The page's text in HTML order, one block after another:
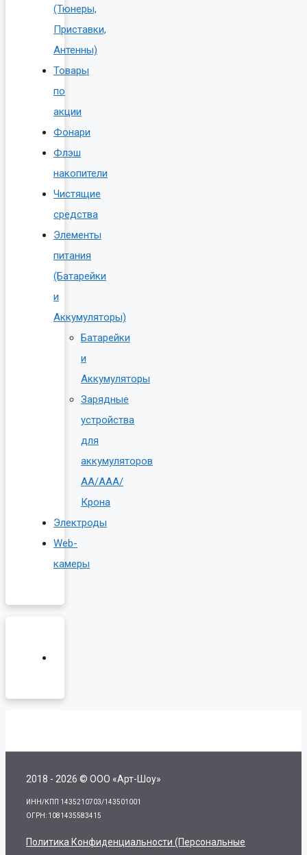
(Тюнеры,
Приставки,
Антенны)
Товары
по
акции
Фонари
Флэш
накопители
Чистящие
средства
Элементы
питания
(Батарейки
и
Аккумуляторы)
Батарейки
и
Аккумуляторы
Зарядные
устройства
для
аккумуляторов
AA/AAA/
Крона
Электроды
Web-
камеры
2018 - 2026 © ООО «Арт-Шоу»
ИНН/КПП 1435210703/143501001
ОГРН: 1081435583415
Политика Конфиденциальности (персональные